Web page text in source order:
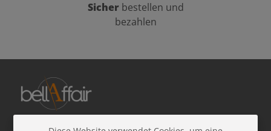
Sicher bestellen und
bezahlen